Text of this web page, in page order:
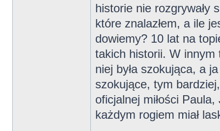
historie nie rozgrywały
które znalazłem, a ile
dowiemy? 10 lat na
takich historii. W innym
niej była szokująca, a
szokujące, tym
oficjalnej miłości
każdym rogiem miał